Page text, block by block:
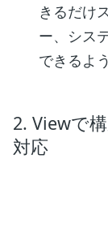
きるだけ
ー、シス
できるよ
2. Viewで
対応